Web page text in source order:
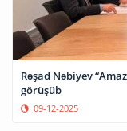
Rəşad Nəbiyev
görüşüb
09-12-2025